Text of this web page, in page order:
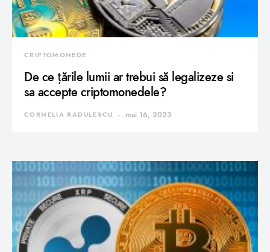
CRIPTOMONEDE
De ce țările lumii ar trebui să legalizeze si
sa accepte criptomonedele?
CORNELIA RADULESCU mai 16, 2023